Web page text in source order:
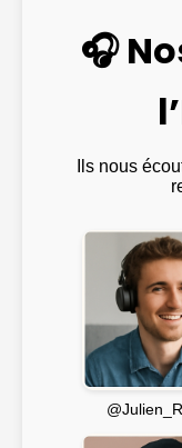
🎧
Ils nous